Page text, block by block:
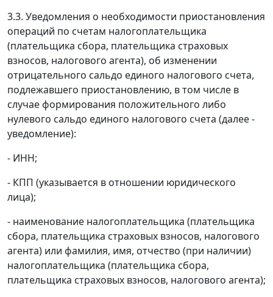
3.3. Уведомления о необходимости приостановления
операций по счетам налогоплательщика
(плательщика сбора, плательщика страховых
взносов, налогового агента), об изменении
отрицательного сальдо единого налогового счета,
подлежавшего приостановлению, в том числе в
случае формирования положительного либо
нулевого сальдо единого налогового счета (далее -
уведомление):
- ИНН;
- КПП (указывается в отношении юридического
лица);
- наименование налогоплательщика (плательщика
сбора, плательщика страховых взносов, налогового
агента) или фамилия, имя, отчество (при наличии)
налогоплательщика (плательщика сбора,
плательщика страховых взносов, налогового агента);